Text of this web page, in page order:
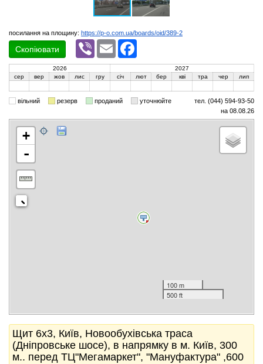
посилання на площину: https://p-o.com.ua/boards/oid/389-2
Скопіювати
Viber Email
2026
2027
сер
вер жов лис гру січ лют бер кві тра чер лип
вільний резерв проданий уточнюйте
тел. (044) 594-93-50
на 08.08.26
+
-
100 m
500 ft
Щит 6x3, Київ, Новообухівська траса
(Дніпровське шосе), в напрямку в м. Київ, 300
м.. перед ТЦ"Мегамаркет", "Мануфактура" ,600